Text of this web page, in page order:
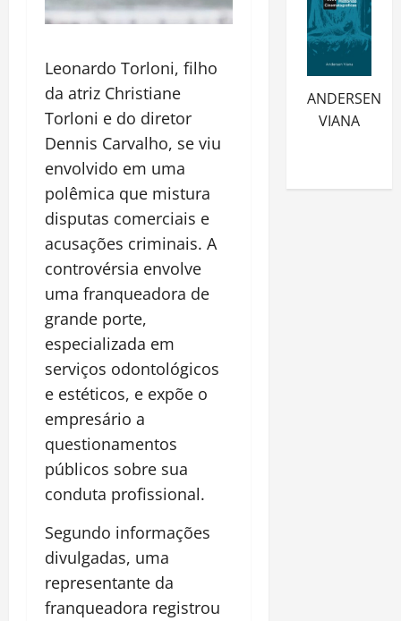
Leonardo Torloni, filho
da atriz Christiane
Torloni e do diretor
Dennis Carvalho, se viu
envolvido em uma
polêmica que mistura
disputas comerciais e
acusações criminais. A
controvérsia envolve
uma franqueadora de
grande porte,
especializada em
serviços odontológicos
e estéticos, e expõe o
empresário a
questionamentos
públicos sobre sua
conduta profissional.
Segundo informações
divulgadas, uma
representante da
franqueadora registrou
ANDERSEN
VIANA